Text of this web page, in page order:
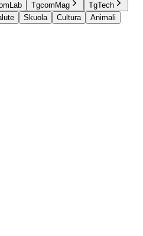
TgcomMag
TgTech
Skuola Cultura
Animali